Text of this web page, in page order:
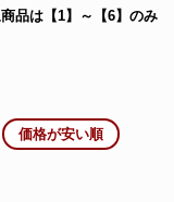
品は【1】～【6】のみ
価格が安い順